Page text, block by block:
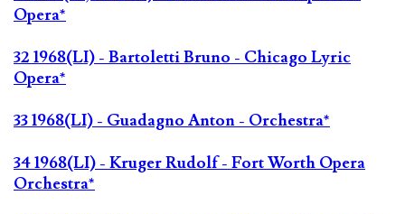
Opera*
32 1968(LI) - Bartoletti Bruno - Chicago Lyric
Opera*
33 1968(LI) - Guadagno Anton - Orchestra*
34 1968(LI) - Kruger Rudolf - Fort Worth Opera
Orchestra*